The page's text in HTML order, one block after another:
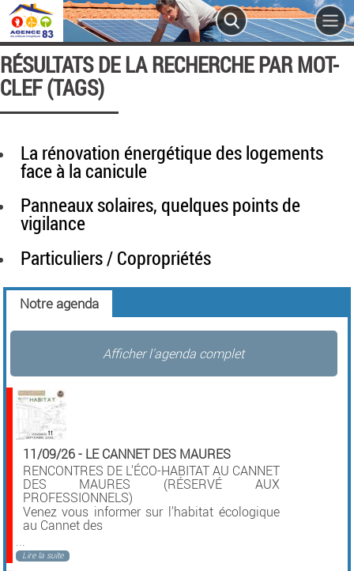
RÉSULTATS DE LA RECHERCHE PAR MOT-
CLEF (TAGS)
La rénovation énergétique des logements
face à la canicule
Panneaux solaires, quelques points de
vigilance
Particuliers / Copropriétés
Notre agenda
Afficher l'agenda complet
11/09/26- LE CANNET DES MAURES
RENCONTRES DE L'ÉCO-HABITAT AU CANNET
DES MAURES (RÉSERVÉ AUX
PROFESSIONNELS)
Venez vous informer sur l'habitat écologique
au Cannet des
...
Lire la suite